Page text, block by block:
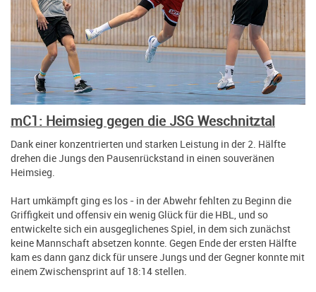
mC1: Heimsieg gegen die JSG Weschnitztal
Dank einer konzentrierten und starken Leistung in der 2. Hälfte
drehen die Jungs den Pausenrückstand in einen souveränen
Heimsieg.
Hart umkämpft ging es los - in der Abwehr fehlten zu Beginn die
Griffigkeit und offensiv ein wenig Glück für die HBL, und so
entwickelte sich ein ausgeglichenes Spiel, in dem sich zunächst
keine Mannschaft absetzen konnte. Gegen Ende der ersten Hälfte
kam es dann ganz dick für unsere Jungs und der Gegner konnte mit
einem Zwischensprint auf 18:14 stellen.